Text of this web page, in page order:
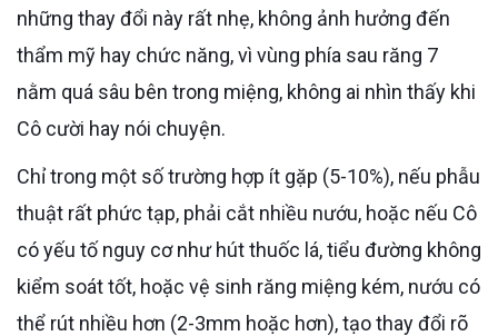
những thay đổi này rất nhẹ, không ảnh hưởng đến
thẩm mỹ hay chức năng, vì vùng phía sau răng 7
nằm quá sâu bên trong miệng, không ai nhìn thấy khi
Cô cười hay nói chuyện.
Chỉ trong một số trường hợp ít gặp (5-10%), nếu phẫu
thuật rất phức tạp, phải cắt nhiều nướu, hoặc nếu Cô
có yếu tố nguy cơ như hút thuốc lá, tiểu đường không
kiểm soát tốt, hoặc vệ sinh răng miệng kém, nướu có
thể rút nhiều hơn (2-3mm hoặc hơn), tạo thay đổi rõ